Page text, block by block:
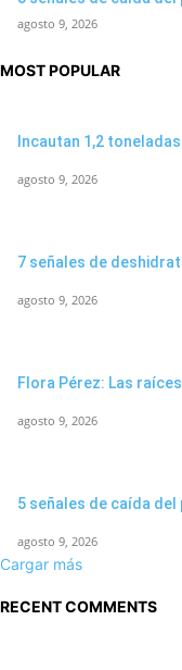
agosto 9, 2026
MOST POPULAR
Incautan 1,2
agosto 9, 2026
7 señales de
agosto 9, 2026
Flora Pérez: Las
agosto 9, 2026
5 señales de caída
agosto 9, 2026
Cargar más
RECENT COMMENTS